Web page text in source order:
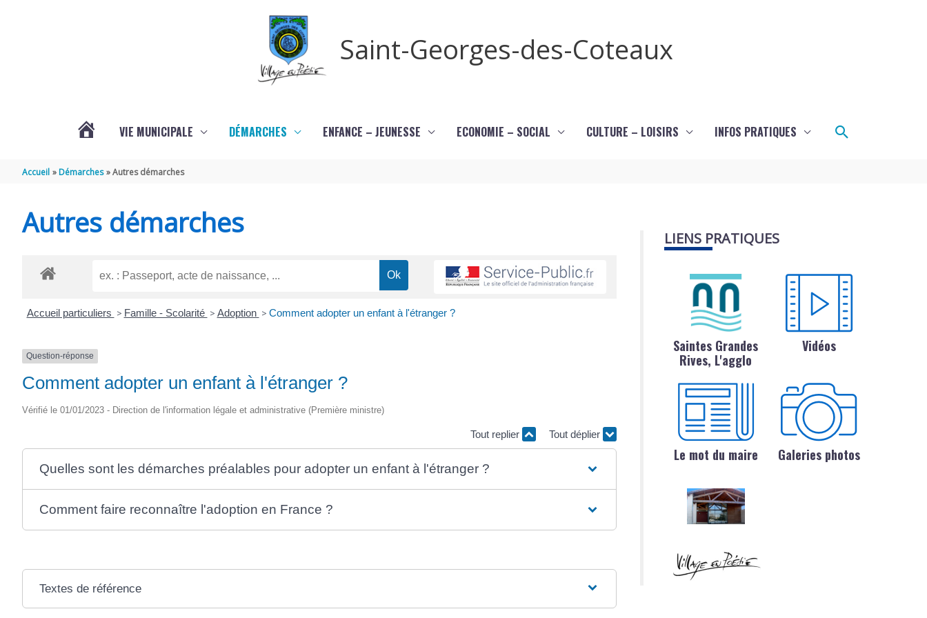
Saint-Georges-des-Coteaux
VIE MUNICIPALE DÉMARCHES ENFANCE – JEUNESSE ECONOMIE – SOCIAL CULTURE – LOISIRS INFOS PRATIQUES Rechercher
Accueil Démarches Autres démarches
Autres démarches
Accueil particuliers > Famille - Scolarité > Adoption > Comment adopter un enfant à l'étranger ?
Question-réponse
Comment adopter un enfant à l'étranger ?
Vérifié le 01/01/2023 - Direction de l'information légale et administrative (Première ministre)
Tout replier Tout déplier
Quelles sont les démarches préalables pour adopter un enfant à l'étranger ?
Comment faire reconnaître l'adoption en France ?
Textes de référence
LIENS PRATIQUES
Saintes Grandes
Rives, L'agglo
Vidéos
Le mot du maire Galeries photos